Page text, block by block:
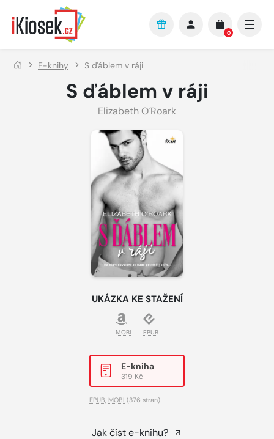
Přejít na hlavní obsah
0
E-knihy S ďáblem v ráji
S ďáblem v ráji
Elizabeth O´Roark
UKÁZKA KE STAŽENÍ
MOBI EPUB
E-kniha
319 Kč
EPUB, MOBI (376 stran)
Jak číst e-knihu?